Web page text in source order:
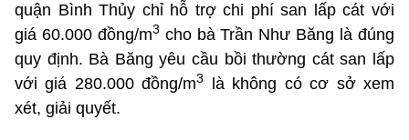
quận Bình Thủy chỉ hỗ trợ chi phí san lấp cát với
giá 60.000 đồng/m3 cho bà Trần Như Băng là đúng
quy định. Bà Băng yêu cầu bồi thường cát san lấp
với giá 280.000 đồng/m3
là không có cơ sở xem
xét, giải quyết.